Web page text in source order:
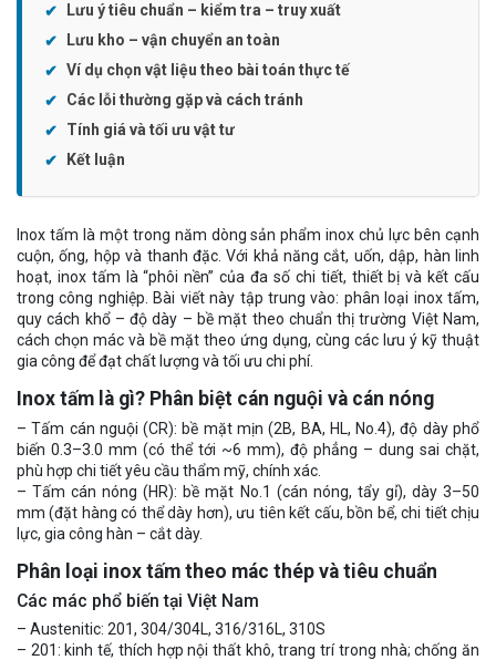
Lưu ý tiêu chuẩn – kiểm tra – truy xuất
Lưu kho – vận chuyển an toàn
Ví dụ chọn vật liệu theo bài toán thực tế
Các lỗi thường gặp và cách tránh
Tính giá và tối ưu vật tư
Kết luận
Inox tấm là một trong năm dòng sản phẩm inox chủ lực bên cạnh
cuộn, ống, hộp và thanh đặc. Với khả năng cắt, uốn, dập, hàn linh
hoạt, inox tấm là “phôi nền” của đa số chi tiết, thiết bị và kết cấu
trong công nghiệp. Bài viết này tập trung vào: phân loại inox tấm,
quy cách khổ – độ dày – bề mặt theo chuẩn thị trường Việt Nam,
cách chọn mác và bề mặt theo ứng dụng, cùng các lưu ý kỹ thuật
gia công để đạt chất lượng và tối ưu chi phí.
Inox tấm là gì? Phân biệt cán nguội và cán nóng
– Tấm cán nguội (CR): bề mặt mịn (2B, BA, HL, No.4), độ dày phổ
biến 0.3–3.0 mm (có thể tới ~6 mm), độ phẳng – dung sai chặt,
phù hợp chi tiết yêu cầu thẩm mỹ, chính xác.
– Tấm cán nóng (HR): bề mặt No.1 (cán nóng, tẩy gỉ), dày 3–50
mm (đặt hàng có thể dày hơn), ưu tiên kết cấu, bồn bể, chi tiết chịu
lực, gia công hàn – cắt dày.
Phân loại inox tấm theo mác thép và tiêu chuẩn
Các mác phổ biến tại Việt Nam
– Austenitic: 201, 304/304L, 316/316L, 310S
– 201: kinh tế, thích hợp nội thất khô, trang trí trong nhà; chống ăn